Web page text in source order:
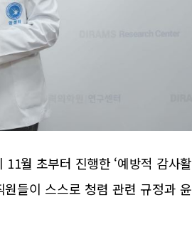
월 초부터 진행한 ‘예방적 감사활
들이 스스로 청렴 관련 규정과 윤